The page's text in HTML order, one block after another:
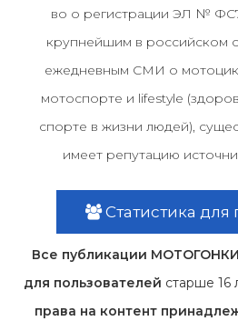
во о регистрации ЭЛ №
крупнейшим в российском
ежедневным СМИ о
мотоспорте и lifestyle
спорте в жизни людей),
имеет репутацию
Статистика для
Все публикации
для пользователей старше 16
права на контент